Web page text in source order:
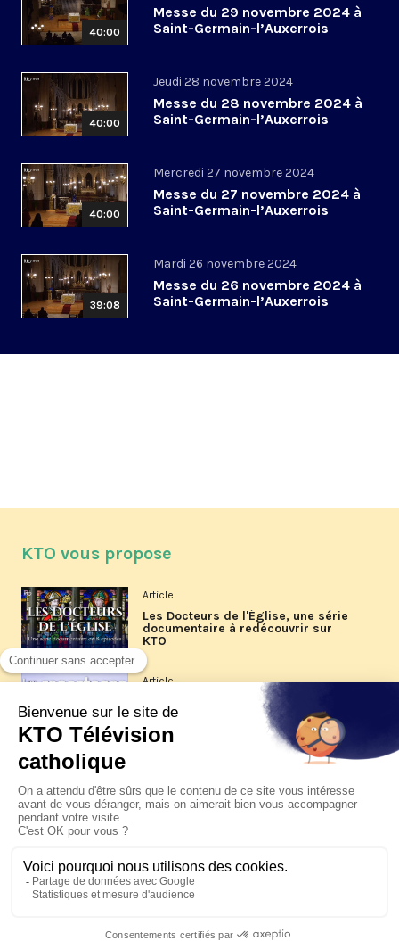
40:00
Messe du 29 novembre 2024 à
Saint-Germain-l’Auxerrois
40:00
Jeudi 28 novembre 2024
Messe du 28 novembre 2024 à
Saint-Germain-l’Auxerrois
40:00
Mercredi 27 novembre 2024
Messe du 27 novembre 2024 à
Saint-Germain-l’Auxerrois
39:08
Mardi 26 novembre 2024
Messe du 26 novembre 2024 à
Saint-Germain-l’Auxerrois
KTO vous propose
Article
Les Docteurs de l'Église, une série
documentaire à redécouvrir sur
KTO
Article
Les reportages d'été 2026 de KTO
La visite pastorale du pape Léon
XIV à Assise à suivre sur KTO le
jeudi 6 août
Le pape en Uruguay, Argentine et
Pérou du 6 au 17 novembre 2026